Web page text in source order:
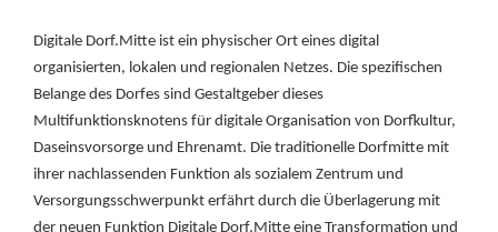
Digitale Dorf.Mitte ist ein physischer Ort eines digital
organisierten, lokalen und regionalen Netzes. Die spezifischen
Belange des Dorfes sind Gestaltgeber dieses
Multifunktionsknotens für digitale Organisation von Dorfkultur,
Daseinsvorsorge und Ehrenamt. Die traditionelle Dorfmitte mit
ihrer nachlassenden Funktion als sozialem Zentrum und
Versorgungsschwerpunkt erfährt durch die Überlagerung mit
der neuen Funktion Digitale Dorf.Mitte eine Transformation und